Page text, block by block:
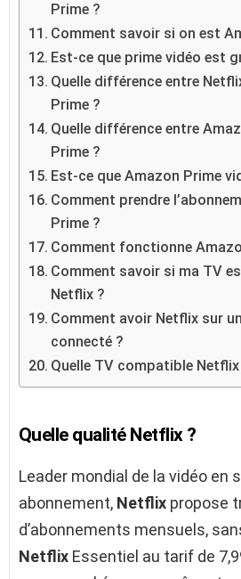
Prime ?
Comment savoir si on est
Est-ce que prime vidéo est
Quelle différence entre
Prime ?
Quelle différence entre
Prime ?
Est-ce que Amazon Prime
Comment prendre
Prime ?
Comment fonctionne
Comment savoir si ma TV
Netflix ?
Comment avoir Netflix sur
connecté ?
Quelle TV compatible Netflix
Quelle qualité Netflix ?
Leader mondial de la vidéo en
abonnement, Netflix propose
d’abonnements mensuels,
Netflix Essentiel au tarif de